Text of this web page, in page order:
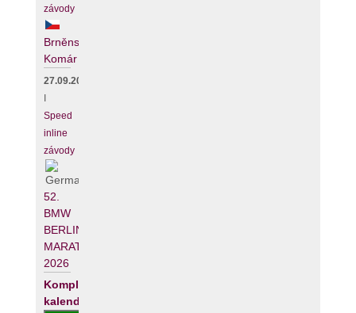
závody
Brněnský
Komár
27.09.2026
Speed
inline
závody
52.
BMW
BERLIN-
MARATHON
2026
Kompletní
kalendář